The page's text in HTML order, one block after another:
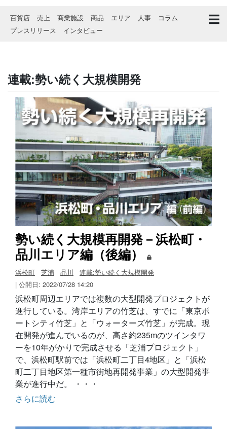
百貨店 売上 商業施設 商品 エリア 人事
コラム
プレスリリース
インタビュー
連載:勢い続く大規模開発
勢い続く大規模再開発－浜松町・
品川エリア編（後編）
浜松町 芝浦 品川
連載:勢い続く大規模開発
| 公開日: 2022/07/28 14:20
浜松町周辺エリアでは複数の大型開発プロジェクトが
進行している。湾岸エリアの竹芝は、すでに「東京ポ
ートシティ竹芝」と「ウォーターズ竹芝」が完成。現
在開発が進んでいるのが、高さ約235mのツインタワ
ーを10年がかりで完成させる「芝浦プロジェクト」
で、浜松町駅前では「浜松町二丁目4地区」と「浜松
町二丁目地区第一種市街地再開発事業」の大型開発事
業が進行中だ。 ・・・
さらに読む